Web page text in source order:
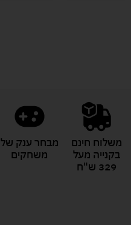
משלוח חינם
בקנייה מעל
329 ש"ח
מבחר ענק של
משחקים